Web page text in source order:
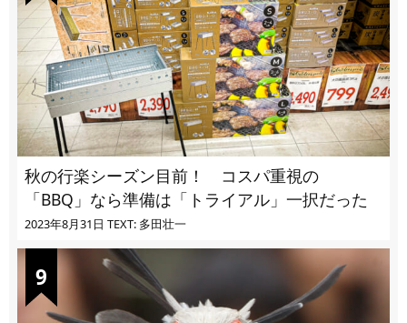
秋の行楽シーズン目前！ コスパ重視の
「BBQ」なら準備は「トライアル」一択だった
2023年8月31日 TEXT: 多田壮一